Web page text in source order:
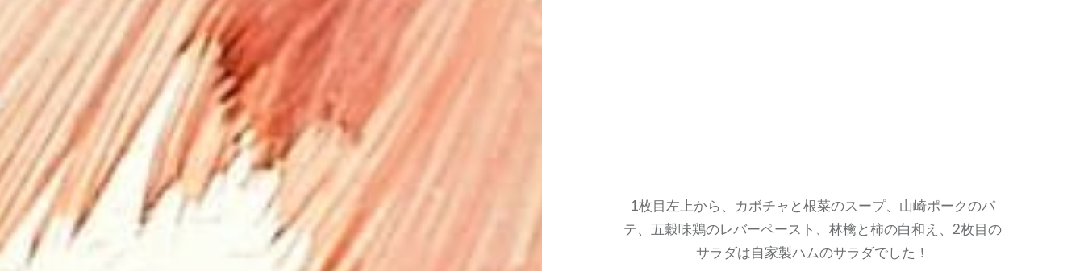
1枚目左上から、カボチャと根菜のスープ、山崎ポークのパ
テ、五穀味鶏のレバーペースト、林檎と柿の白和え、2枚目の
サラダは自家製ハムのサラダでした！